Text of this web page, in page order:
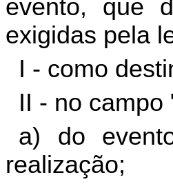
evento, que
exigidas pela
I - como
II - no
a) do
realização;